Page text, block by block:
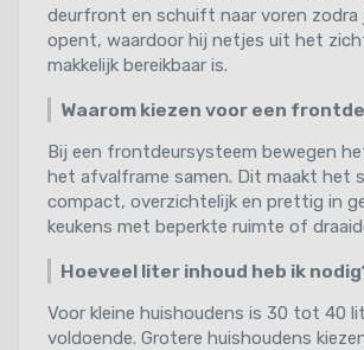
deurfront en schuift naar voren zodra
opent, waardoor hij netjes uit het
makkelijk bereikbaar is.
Waarom kiezen voor een
Bij een frontdeursysteem bewegen
het afvalframe samen. Dit maakt het
compact, overzichtelijk en prettig in
keukens met beperkte ruimte of
Hoeveel liter inhoud heb ik
Voor kleine huishoudens is 30 tot 40
voldoende. Grotere huishoudens